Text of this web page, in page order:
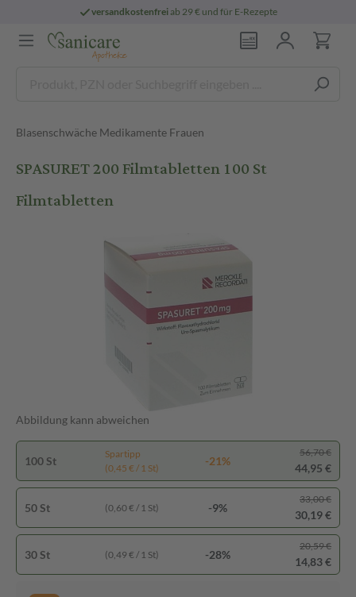
versandkostenfreiab 29 € und für E-Rezepte
Blasenschwäche Medikamente Frauen
SPASURET 200 Filmtabletten 100 St
Filmtabletten
Abbildung kann abweichen
100 St
Spartipp
(0,45 € / 1 St)
-21%
56,70 €
44,95 €
50 St (0,60 € / 1 St) -9%
33,00 €
30,19 €
30 St (0,49 € / 1 St) -28%
20,59 €
14,83 €